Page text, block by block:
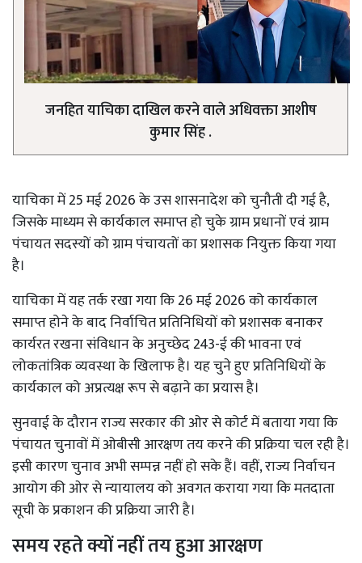
जनहित याचिका दाखिल करने वाले अधिवक्ता आशीष
कुमार सिंह .
याचिका में 25 मई 2026 के उस शासनादेश को चुनौती दी गई है,
जिसके माध्यम से कार्यकाल समाप्त हो चुके ग्राम प्रधानों एवं ग्राम
पंचायत सदस्यों को ग्राम पंचायतों का प्रशासक नियुक्त किया गया
है।
याचिका में यह तर्क रखा गया कि 26 मई 2026 को कार्यकाल
समाप्त होने के बाद निर्वाचित प्रतिनिधियों को प्रशासक बनाकर
कार्यरत रखना संविधान के अनुच्छेद 243-ई की भावना एवं
लोकतांत्रिक व्यवस्था के खिलाफ है। यह चुने हुए प्रतिनिधियों के
कार्यकाल को अप्रत्यक्ष रूप से बढ़ाने का प्रयास है।
सुनवाई के दौरान राज्य सरकार की ओर से कोर्ट में बताया गया कि
पंचायत चुनावों में ओबीसी आरक्षण तय करने की प्रक्रिया चल रही है।
इसी कारण चुनाव अभी सम्पन्न नहीं हो सके हैं। वहीं, राज्य निर्वाचन
आयोग की ओर से न्यायालय को अवगत कराया गया कि मतदाता
सूची के प्रकाशन की प्रक्रिया जारी है।
समय रहते क्यों नहीं तय हुआ आरक्षण